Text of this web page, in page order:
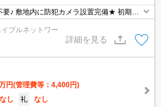
要♪ 敷地内に防犯カメラ設置完備★ 初期費
ンターまで！！
ブルネットワー
詳細を見る
円(管理費等：4,400円)
なし 礼
なし